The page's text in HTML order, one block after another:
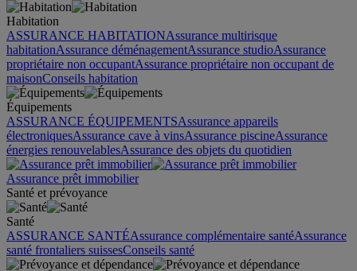
Habitation
ASSURANCE HABITATIONAssurance multirisque
habitationAssurance déménagementAssurance studioAssurance
propriétaire non occupantAssurance propriétaire non occupant de
maisonConseils habitation
Équipements
ASSURANCE ÉQUIPEMENTSAssurance appareils
électroniquesAssurance cave à vinsAssurance piscineAssurance
énergies renouvelablesAssurance des objets du quotidien
Assurance prêt immobilier
Santé et prévoyance
Santé
ASSURANCE SANTÉAssurance complémentaire santéAssurance
santé frontaliers suissesConseils santé